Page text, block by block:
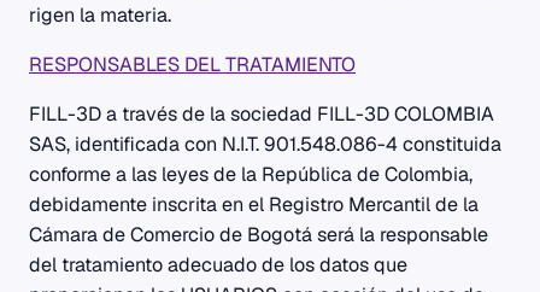
rigen la materia.
RESPONSABLES DEL TRATAMIENTO
FILL-3D a través de la sociedad FILL-3D COLOMBIA
SAS, identificada con N.I.T. 901.548.086-4 constituida
conforme a las leyes de la República de Colombia,
debidamente inscrita en el Registro Mercantil de la
Cámara de Comercio de Bogotá será la responsable
del tratamiento adecuado de los datos que